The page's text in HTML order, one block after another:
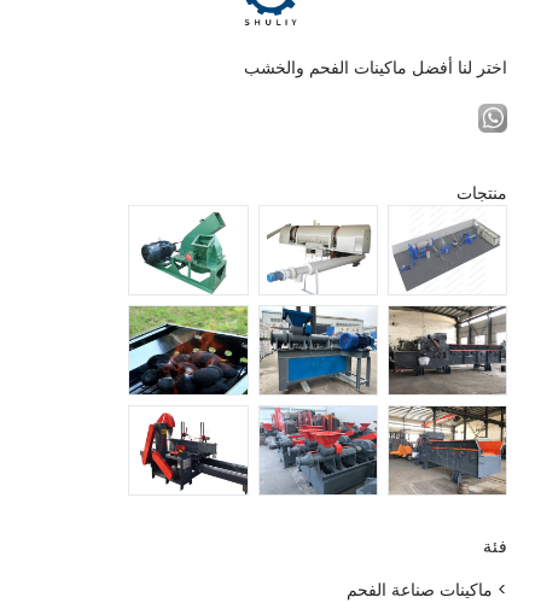
اختر لنا أفضل ماكينات الفحم والخشب
منتجات
فئة
> ماكينات صناعة الفحم